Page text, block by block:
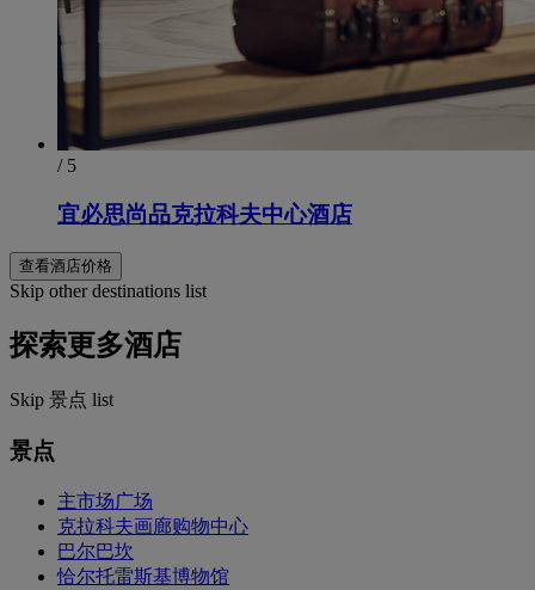
/ 5
宜必思尚品克拉科夫中心酒店
查看酒店价格
Skip other destinations list
探索更多酒店
Skip 景点 list
景点
主市场广场
克拉科夫画廊购物中心
巴尔巴坎
恰尔托雷斯基博物馆